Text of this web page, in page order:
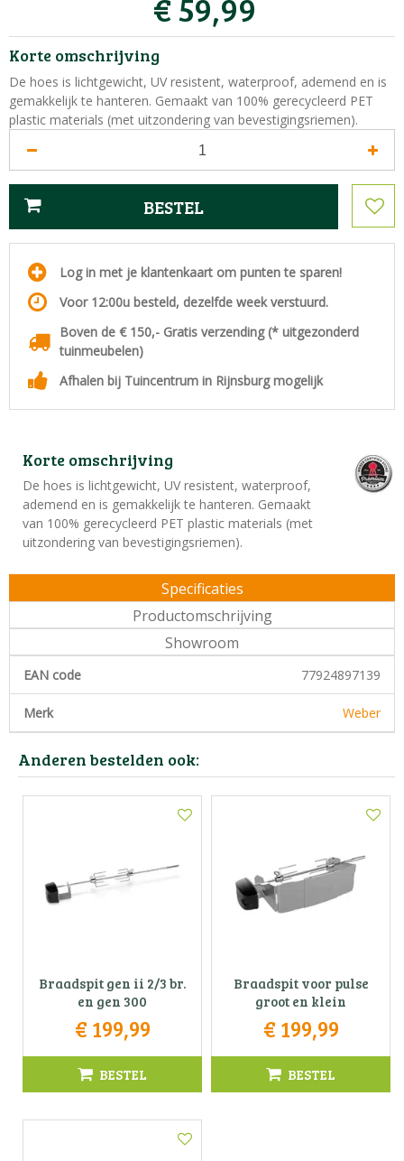
€59,99
Korte omschrijving
De hoes is lichtgewicht, UV resistent, waterproof, ademend en is
gemakkelijk te hanteren. Gemaakt van 100% gerecycleerd PET
plastic materials (met uitzondering van bevestigingsriemen).
Log in met je klantenkaart om punten te sparen!
Voor 12:00u besteld, dezelfde week verstuurd.
Boven de € 150,- Gratis verzending (* uitgezonderd
tuinmeubelen)
Afhalen bij Tuincentrum in Rijnsburg mogelijk
Korte omschrijving
De hoes is lichtgewicht, UV resistent, waterproof,
ademend en is gemakkelijk te hanteren. Gemaakt
van 100% gerecycleerd PET plastic materials (met
uitzondering van bevestigingsriemen).
Specificaties
Productomschrijving
Showroom
EAN code 77924897139
Merk Weber
Anderen bestelden ook:
Braadspit gen ii 2/3 br.
en gen 300
€ 199,99
BESTEL
Braadspit voor pulse
groot en klein
€ 199,99
BESTEL